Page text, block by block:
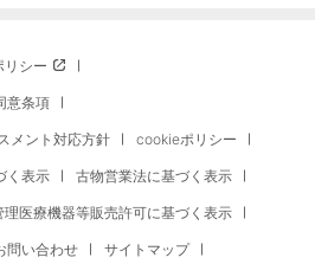
リシー
意条項
メント対応方針 cookieポリシー
く表示 古物営業法に基づく表示
理医療機器等販売許可に基づく表示
問い合わせ サイトマップ